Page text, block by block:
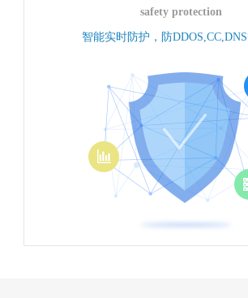
safety protection
智能实时防护，防